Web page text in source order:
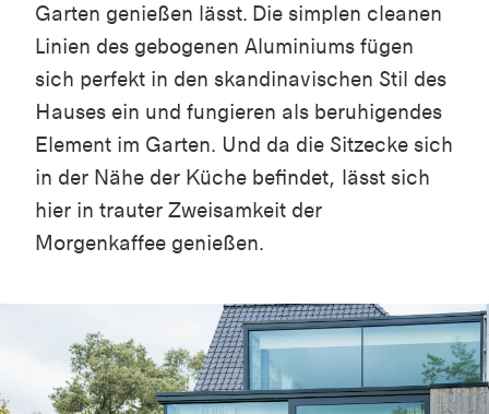
Garten genießen lässt. Die simplen cleanen
Linien des gebogenen Aluminiums fügen
sich perfekt in den skandinavischen Stil des
Hauses ein und fungieren als beruhigendes
Element im Garten. Und da die Sitzecke sich
in der Nähe der Küche befindet, lässt sich
hier in trauter Zweisamkeit der
Morgenkaffee genießen.